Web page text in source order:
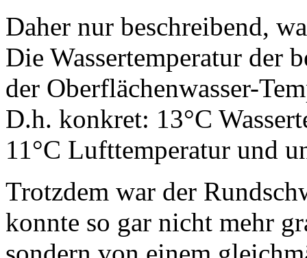
Daher nur beschreibend,
Die Wassertemperatur der
der Oberflächenwasser-
D.h. konkret: 13°C
11°C Lufttemperatur und
Trotzdem war der
konnte so gar nicht mehr